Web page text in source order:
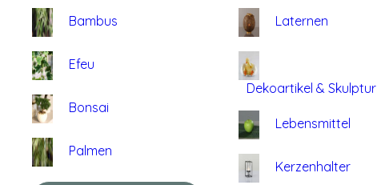
Bambus
Efeu
Bonsai
Palmen
Laternen
Dekoartikel &
Lebensmittel
Kerzenhalter